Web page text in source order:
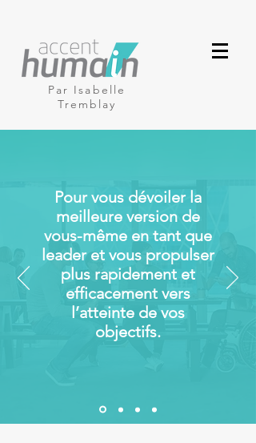
Par Isabelle
Tremblay
Pour vous dévoiler la
meilleure version de
vous-même en tant que
leader et vous propulser
plus rapidement et
efficacement vers
l’atteinte de vos
objectifs.